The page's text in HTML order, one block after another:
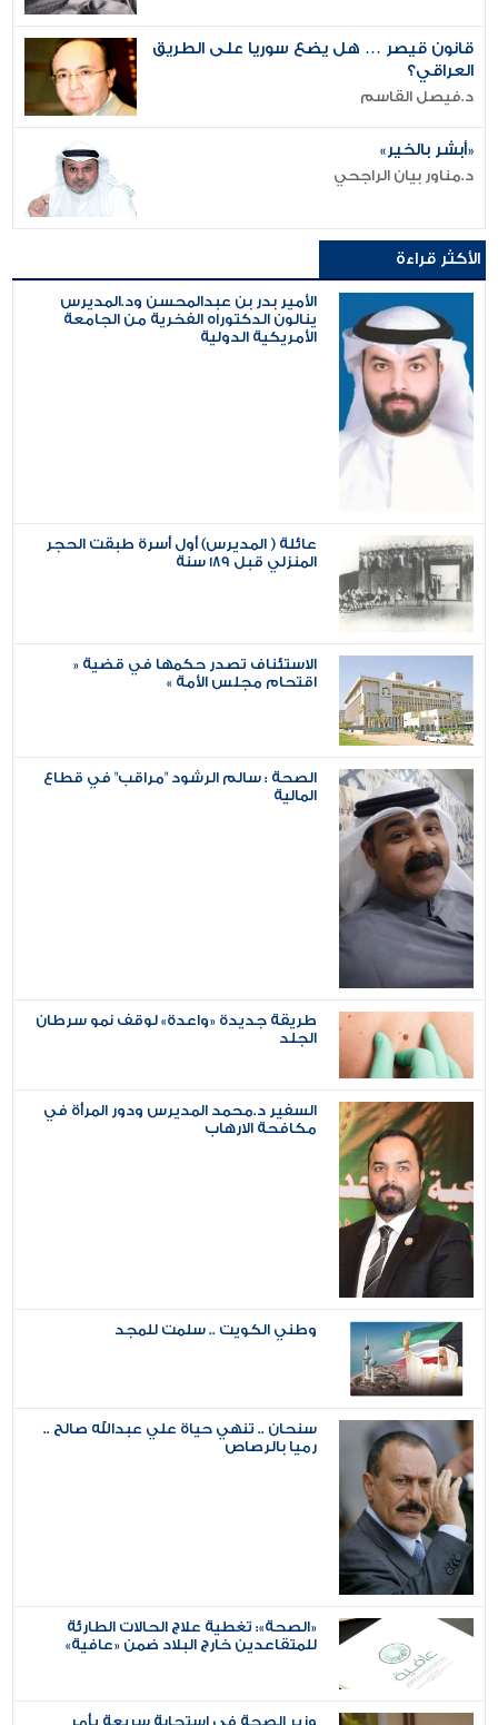
قانون قيصر … هل يضع سوريا على الطريق
العراقي؟
د.فيصل القاسم
«أبشر بالخير»
د.مناور بيان الراجحي
الأكثر قراءة
الأمير بدر بن عبدالمحسن ود.المديرس
ينالون الدكتوراه الفخرية من الجامعة
الأمريكية الدولية
عائلة ( المديرس) أول أسرة طبقت الحجر
المنزلي قبل 189 سنة
الاستئناف تصدر حكمها في قضية «
اقتحام مجلس الأمة »
الصحة : سالم الرشود "مراقب" في قطاع
المالية
طريقة جديدة «واعدة» لوقف نمو سرطان
الجلد
السفير د.محمد المديرس ودور المرأة في
مكافحة الارهاب
وطني الكويت .. سلمت للمجد
سنحان .. تنهي حياة علي عبدالله صالح ..
رميا بالرصاص
«الصحة»: تغطية علاج الحالات الطارئة
للمتقاعدين خارج البلاد ضمن «عافية»
وزير الصحة في استجابة سريعة يأمر